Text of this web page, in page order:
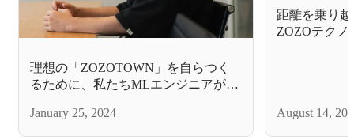
理想の「ZOZOTOWN」を自らつく
るために、私たちMLエンジニアが挑
January 25, 2024
距離を乗り
ZOZOテクノ
August 14,